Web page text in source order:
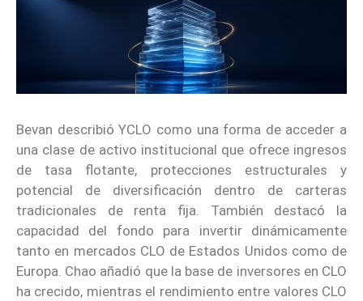
Bevan describió YCLO como una forma de acceder a
una clase de activo institucional que ofrece ingresos
de tasa flotante, protecciones estructurales y
potencial de diversificación dentro de carteras
tradicionales de renta fija. También destacó la
capacidad del fondo para invertir dinámicamente
tanto en mercados CLO de Estados Unidos como de
Europa. Chao añadió que la base de inversores en CLO
ha crecido, mientras el rendimiento entre valores CLO